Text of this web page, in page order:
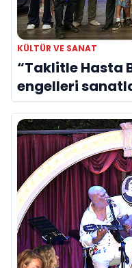
KÜLTÜR VE SANAT
“Taklitle Hasta
engelleri